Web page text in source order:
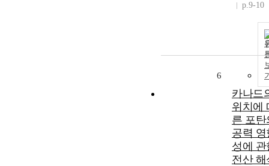
p.9-10
6
카나드
위치에
른 포탄
공력 영
성에 관
전산 해